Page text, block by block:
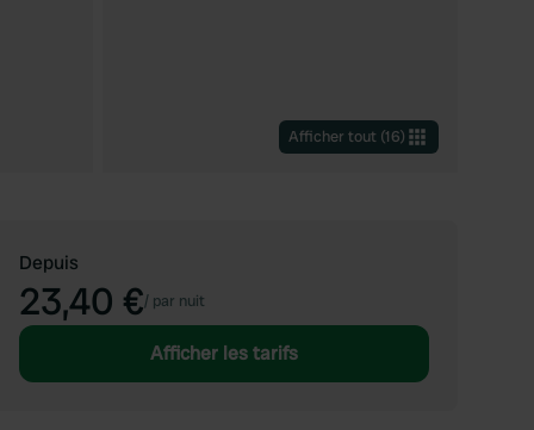
Afficher tout (16)
Depuis
23,40 €/ par nuit
Afficher les tarifs